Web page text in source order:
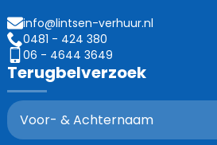
info@lintsen-verhuur.nl
0481 - 424 380
06 - 4644 3649
Terugbelverzoek